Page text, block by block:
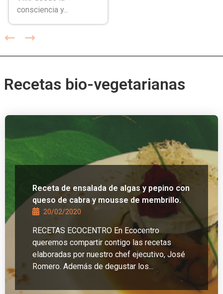
consciencia y...
Recetas bio-vegetarianas
Receta de ensalada de algas y pepino con
queso de cabra y mousse de membrillo.
20/02/2020
RECETAS ECOCENTRO En Ecocentro
queremos compartir contigo las recetas
elaboradas por nuestro chef ejecutivo, José
Romero. Además de degustar los...